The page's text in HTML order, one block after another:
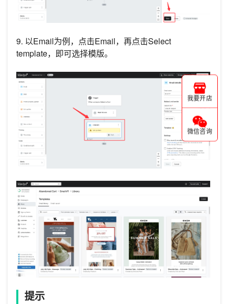
9. 以Email为例，点击Email，再点击Select
template，即可选择模版。
提示
我要开店
微信咨询